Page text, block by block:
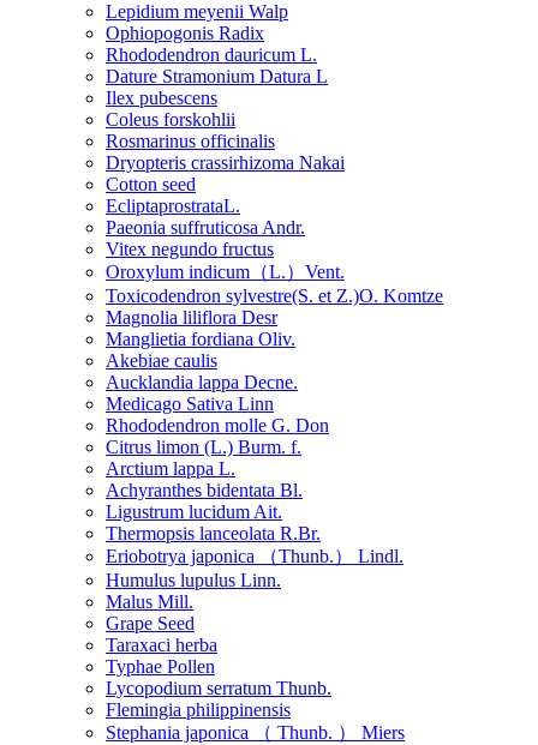
Lepidium meyenii Walp
Ophiopogonis Radix
Rhododendron dauricum L.
Dature Stramonium Datura L
Ilex pubescens
Coleus forskohlii
Rosmarinus officinalis
Dryopteris crassirhizoma Nakai
Cotton seed
EcliptaprostrataL.
Paeonia suffruticosa Andr.
Vitex negundo fructus
Oroxylum indicum（L.）Vent.
Toxicodendron sylvestre(S. et Z.)O. Komtze
Magnolia liliflora Desr
Manglietia fordiana Oliv.
Akebiae caulis
Aucklandia lappa Decne.
Medicago Sativa Linn
Rhododendron molle G. Don
Citrus limon (L.) Burm. f.
Arctium lappa L.
Achyranthes bidentata Bl.
Ligustrum lucidum Ait.
Thermopsis lanceolata R.Br.
Eriobotrya japonica （Thunb.） Lindl.
Humulus lupulus Linn.
Malus Mill.
Grape Seed
Taraxaci herba
Typhae Pollen
Lycopodium serratum Thunb.
Flemingia philippinensis
Stephania japonica （ Thunb. ） Miers